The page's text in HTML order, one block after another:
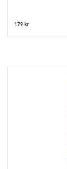
179 kr